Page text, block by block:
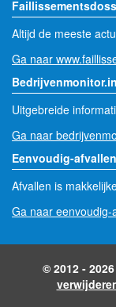
Altijd de meeste
Ga naar
Uitgebreide
Ga naar
Eenvoudig-
Afvallen is
Ga naar eenvoudig-
© 2012 -